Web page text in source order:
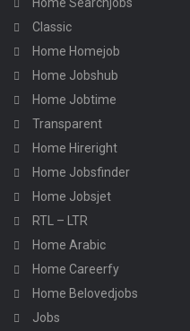
Home Searchjobs
Classic
Home Homejob
Home Jobshub
Home Jobtime
Transparent
Home Hireright
Home Jobsfinder
Home Jobsjet
RTL – LTR
Home Arabic
Home Careerfy
Home Belovedjobs
Jobs